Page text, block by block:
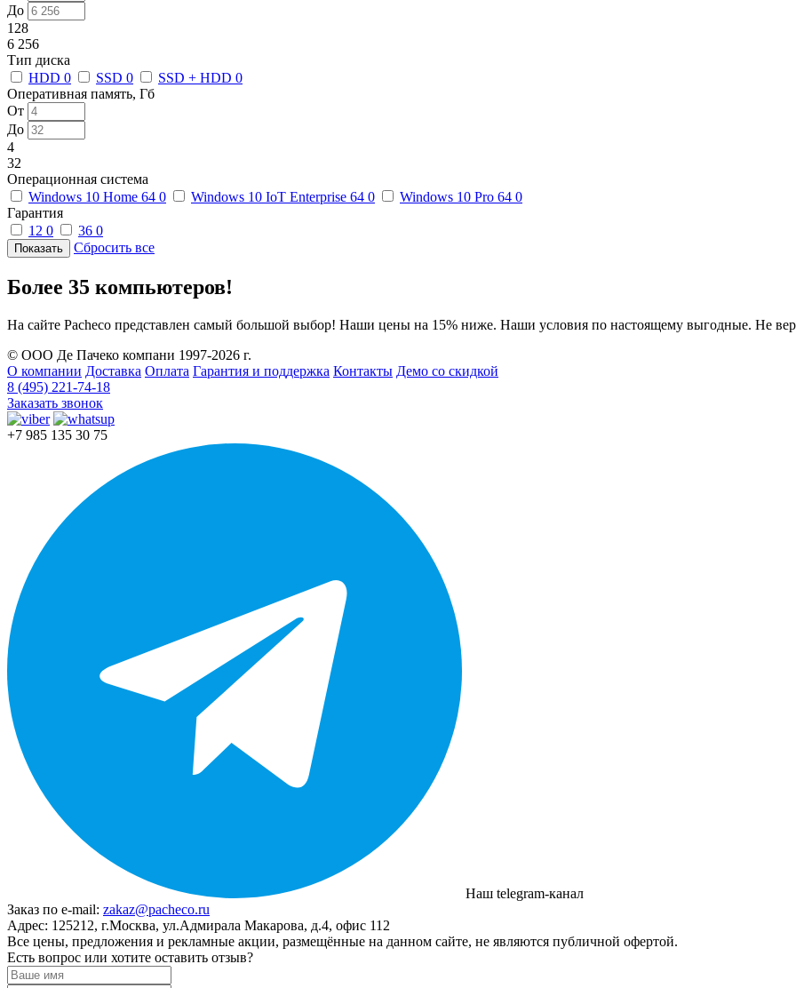
До
128
6 256
Тип диска
HDD 0 SSD 0 SSD + HDD 0
Оперативная память, Гб
От
До
4
32
Операционная система
Windows 10 Home 64 0 Windows 10 IoT Enterprise 64 0 Windows 10 Pro 64 0
Гарантия
12 0 36 0
Сбросить все
Более 35 компьютеров!
На сайте Pacheco представлен самый большой выбор! Наши цены на 15% ниже. Наши условия по настоящему выгодные. Не
© ООО Де Пачеко компани 1997-2026 г.
О компании Доставка Оплата Гарантия и поддержка Контакты Демо со скидкой
8 (495) 221-74-18
Заказать звонок
+7 985 135 30 75
Наш telegram-канал
Заказ по e-mail: zakaz@pacheco.ru
Адрес: 125212, г.Москва, ул.Адмирала Макарова, д.4, офис 112
Все цены, предложения и рекламные акции, размещённые на данном сайте, не являются публичной офертой.
Есть вопрос или хотите оставить отзыв?